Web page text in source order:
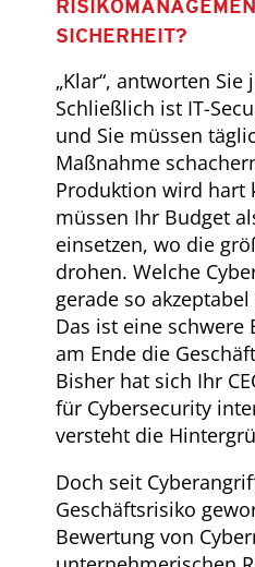
SICHERHEIT?
„Klar“, antworten
Schließlich ist IT-
und Sie müssen
Maßnahme
Produktion wird hart
müssen Ihr Budget
einsetzen, wo die
drohen. Welche
gerade so
Das ist eine schwere
am Ende die
Bisher hat sich Ihr
für Cybersecurity
versteht die
Doch seit
Geschäftsrisiko
Bewertung von